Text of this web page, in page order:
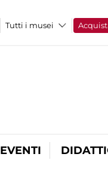
Tutti i musei
EVENTI